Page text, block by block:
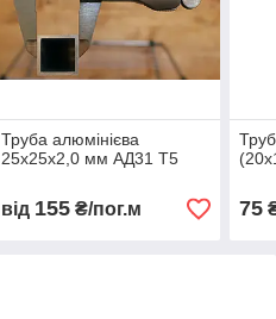
Труба алюмінієва
25х25х2,0 мм АД31 Т5
від 155₴/пог.м 75